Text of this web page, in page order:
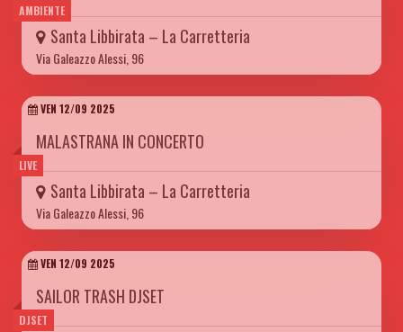
AMBIENTE
Santa Libbirata – La Carretteria
Via Galeazzo Alessi, 96
LIVE
VEN 12/09 2025
MALASTRANA IN CONCERTO
Santa Libbirata – La Carretteria
Via Galeazzo Alessi, 96
DJSET
VEN 12/09 2025
SAILOR TRASH DJSET